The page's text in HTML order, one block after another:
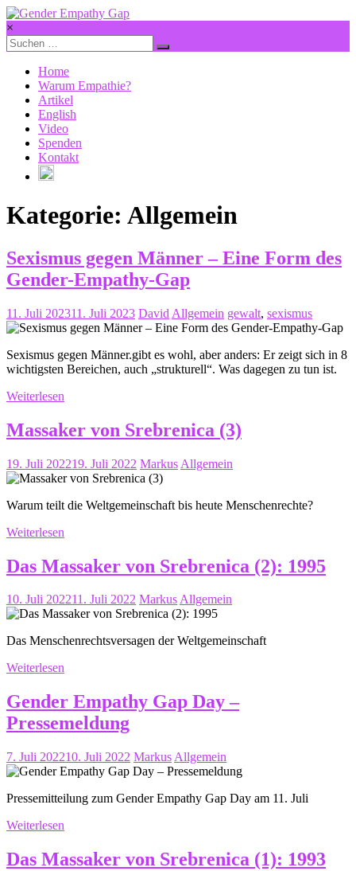
Zum
Inhalt
springen
Gender
Gap
Empathie.
Männer.
×
Home
Warum Empathie?
Artikel
English
Video
Spenden
Kontakt
Kategorie: Allgemein
Sexismus gegen Männer – Eine Form des
Gender-Empathy-Gap
11. Juli 202311. Juli 2023 David Allgemein gewalt, sexismus
Sexismus gegen Männer.gibt es wohl, aber anders: Er zeigt sich in 8
wichtigsten Bereichen, auch „strukturell“. Was dagegen zu tun ist.
Weiterlesen
Massaker von Srebrenica (3)
19. Juli 202219. Juli 2022 Markus Allgemein
Warum teilt die Weltgemeinschaft bis heute Menschenrechte?
Weiterlesen
Das Massaker von Srebrenica (2): 1995
10. Juli 202211. Juli 2022 MarkusAllgemein
Das Menschenrechtsversagen der Weltgemeinschaft
Weiterlesen
Gender Empathy Gap Day –
Pressemeldung
7. Juli 202210. Juli 2022 Markus Allgemein
Pressemitteilung zum Gender Empathy Gap Day am 11. Juli
Weiterlesen
Das Massaker von Srebrenica (1): 1993